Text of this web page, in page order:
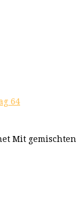
64
Mit gemischten